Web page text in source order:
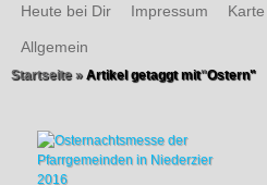
Heute bei Dir Impressum Karte
Allgemein
Startseite »Artikel getaggt mit"Ostern"